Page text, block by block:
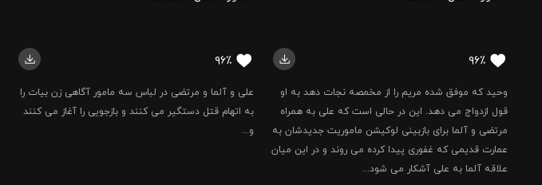
۹۶٪
وحید که موفق شده مریم را از مخمصه نجات دهد به او
قول ازدواج می دهد. این در حالی است که علی به همراه
مرتضی و آلما برای بازبینی لوکیشن ماموریت جدیدشان به
عمارت قدیمی که غفوری پیدا کرده می روند و در این میان
علاقه آلما به علی آشکار می شود...
۹۶٪
علی و آلما و مرتضی در لباس سه مامور آگاهی زن بیات را
به اتهام قتل دستگیر می کنند و بازجویی را آغاز می کنند
و...